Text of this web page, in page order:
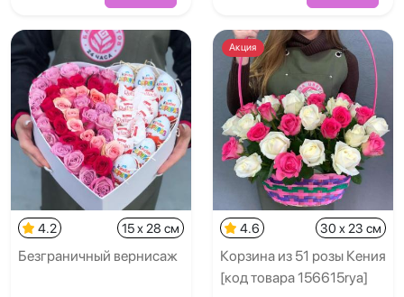
4.2 15 x 28 см
Безграничный вернисаж
Акция
4.6 30 x 23 см
Корзина из 51 розы Кения
[код товара 156615rya]